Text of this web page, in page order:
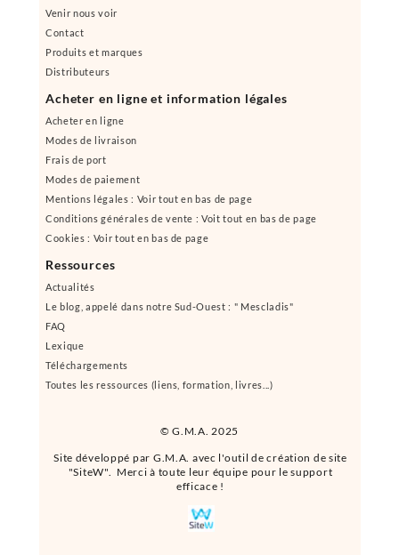
© G.M.A. 2025
Site développé par G.M.A. avec l'outil de création de site
"SiteW". Merci à toute leur équipe pour le support
efficace !
Venir nous voir
Contact
Produits et marques
Distributeurs
Acheter en ligne et information légales
Acheter en ligne
Modes de livraison
Frais de port
Modes de paiement
Mentions légales : Voir tout en bas de page
Conditions générales de vente : Voit tout en bas de page
Cookies : Voir tout en bas de page
Ressources
Actualités
Le blog, appelé dans notre Sud-Ouest : " Mescladis"
FAQ
Lexique
Téléchargements
Toutes les ressources (liens, formation, livres...)